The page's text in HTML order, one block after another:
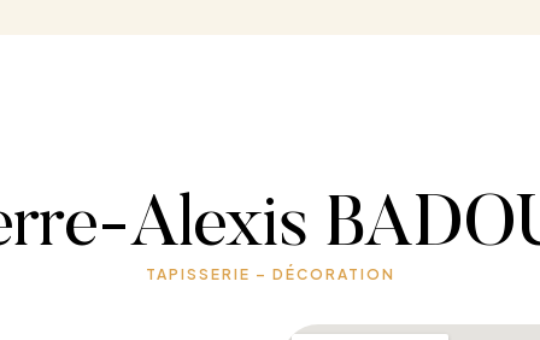
Alexis
TAPISSERIE – DÉCORATION